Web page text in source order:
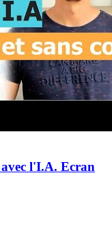
l'I.A. Ecran